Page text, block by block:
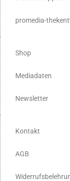
promedia-
Shop
Mediadaten
Newsletter
Kontakt
AGB